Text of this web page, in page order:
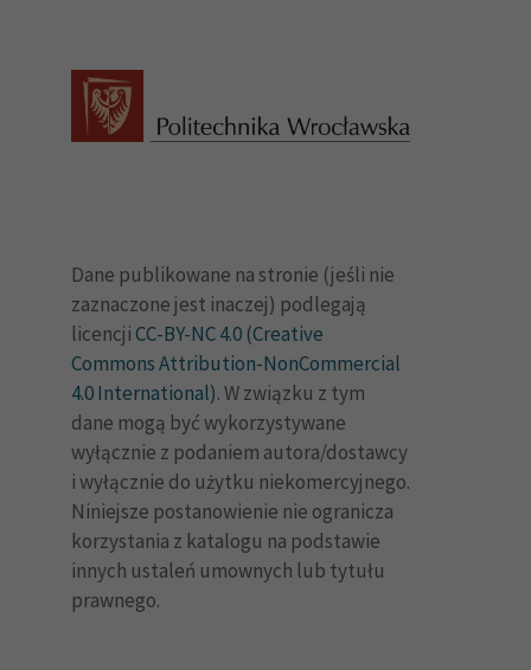
Dane publikowane na stronie (jeśli nie
zaznaczone jest inaczej) podlegają
licencjiCC-BY-NC 4.0 (Creative
Commons Attribution-NonCommercial
4.0 International). W związku z tym
dane mogą być wykorzystywane
wyłącznie z podaniem autora/dostawcy
i wyłącznie do użytku niekomercyjnego.
Niniejsze postanowienie nie ogranicza
korzystania z katalogu na podstawie
innych ustaleń umownych lub tytułu
prawnego.